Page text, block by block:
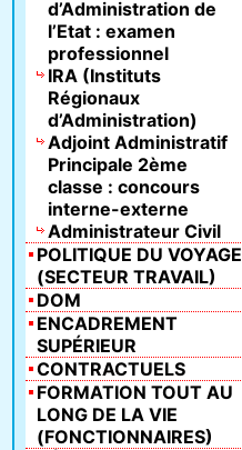
d’Administration de
l’Etat : examen
professionnel
IRA (Instituts
Régionaux
d’Administration)
Adjoint Administratif
Principale 2ème
classe : concours
interne-externe
Administrateur Civil
POLITIQUE DU VOYAGE
(SECTEUR TRAVAIL)
DOM
ENCADREMENT
SUPÉRIEUR
CONTRACTUELS
FORMATION TOUT AU
LONG DE LA VIE
(FONCTIONNAIRES)